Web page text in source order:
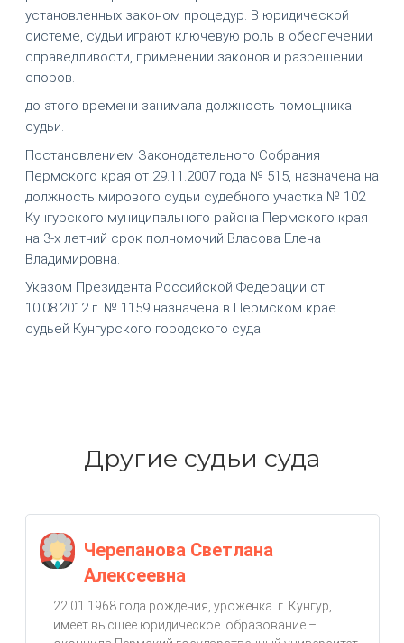
установленных законом процедур. В юридической
системе, судьи играют ключевую роль в обеспечении
справедливости, применении законов и разрешении
споров.
до этого времени занимала должность помощника
судьи.
Постановлением Законодательного Собрания
Пермского края от 29.11.2007 года № 515, назначена на
должность мирового судьи судебного участка № 102
Кунгурского муниципального района Пермского края
на 3-х летний срок полномочий Власова Елена
Владимировна.
Указом Президента Российской Федерации от
10.08.2012 г. № 1159 назначена в Пермском крае
судьей Кунгурского городского суда.
Другие судьи суда
Черепанова Светлана
Алексеевна
22.01.1968 года рождения, уроженка г. Кунгур,
имеет высшее юридическое образование –